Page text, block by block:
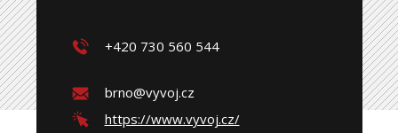
+420 730 560 544
brno@vyvoj.cz
https://www.vyvoj.cz/